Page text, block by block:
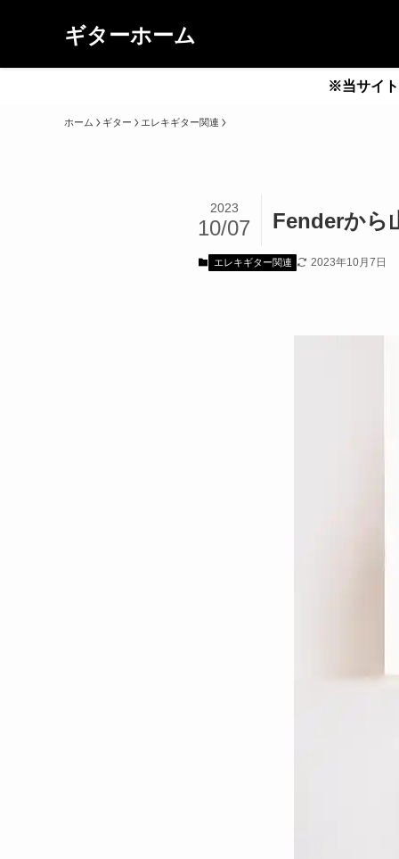
ギターホーム
※当サイト
ホーム ギター エレキギター関連
Fenderから
2023
10/07
エレキギター関連 2023年10月7日